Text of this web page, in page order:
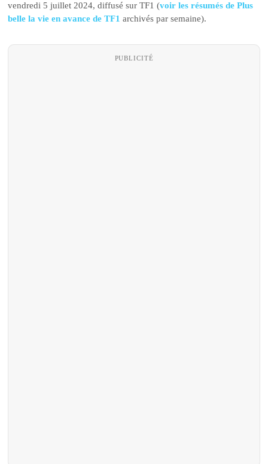
vendredi 5 juillet 2024, diffusé sur TF1 (voir les résumés de Plus
belle la vie en avance de TF1archivés par semaine).
PUBLICITÉ